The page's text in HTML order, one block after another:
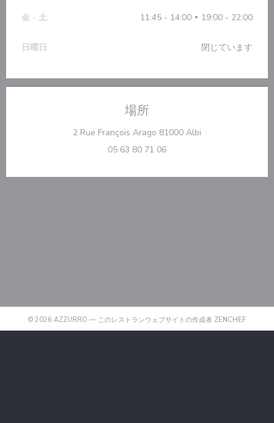
金 - 土 11:45 - 14:00 • 19:00 - 22:00
日曜日 閉じています
場所
2 Rue François Arago 81000 Albi
05 63 80 71 06
© 2026 AZZURRO — このレストランウェブサイトの作成者 ZENCHEF((新しい